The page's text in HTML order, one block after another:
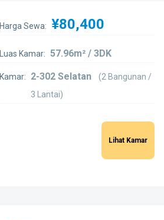
Harga Sewa: ¥80,400
Luas Kamar: 57.96m² / 3DK
Kamar: 2-302 Selatan
(2 Bangunan /
3 Lantai)
Lihat Kamar